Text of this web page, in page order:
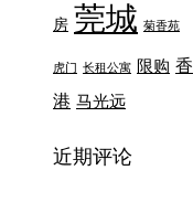
房 莞城 菊香苑
虎门 长租公寓 限购 香
港 马光远
近期评论